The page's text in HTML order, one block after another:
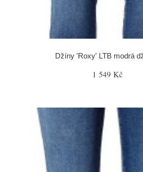
Džíny 'Roxy' LTB modrá
1 549 Kč